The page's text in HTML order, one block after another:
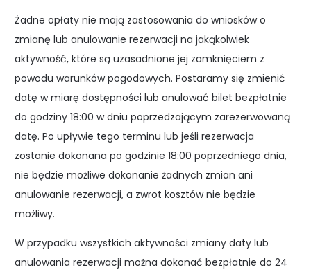
Żadne opłaty nie mają zastosowania do wniosków o
zmianę lub anulowanie rezerwacji na jakąkolwiek
aktywność, które są uzasadnione jej zamknięciem z
powodu warunków pogodowych. Postaramy się zmienić
datę w miarę dostępności lub anulować bilet bezpłatnie
do godziny 18:00 w dniu poprzedzającym zarezerwowaną
datę. Po upływie tego terminu lub jeśli rezerwacja
zostanie dokonana po godzinie 18:00 poprzedniego dnia,
nie będzie możliwe dokonanie żadnych zmian ani
anulowanie rezerwacji, a zwrot kosztów nie będzie
możliwy.
W przypadku wszystkich aktywności zmiany daty lub
anulowania rezerwacji można dokonać bezpłatnie do 24